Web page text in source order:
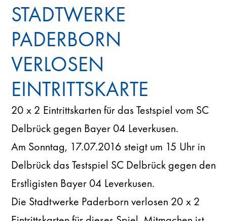
STADTWERKE
PADERBORN
VERLOSEN
EINTRITTSKARTE
20 x 2 Eintrittskarten für das Testspiel vom SC
Delbrück gegen Bayer 04 Leverkusen.
Am Sonntag, 17.07.2016 steigt um 15 Uhr in
Delbrück das Testspiel SC Delbrück gegen den
Erstligisten Bayer 04 Leverkusen.
Die Stadtwerke Paderborn verlosen 20 x 2